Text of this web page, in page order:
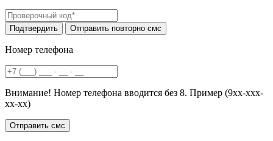
Номер телефона
Внимание! Номер телефона вводится без 8. Пример (9хх-ххх-
хх-хх)